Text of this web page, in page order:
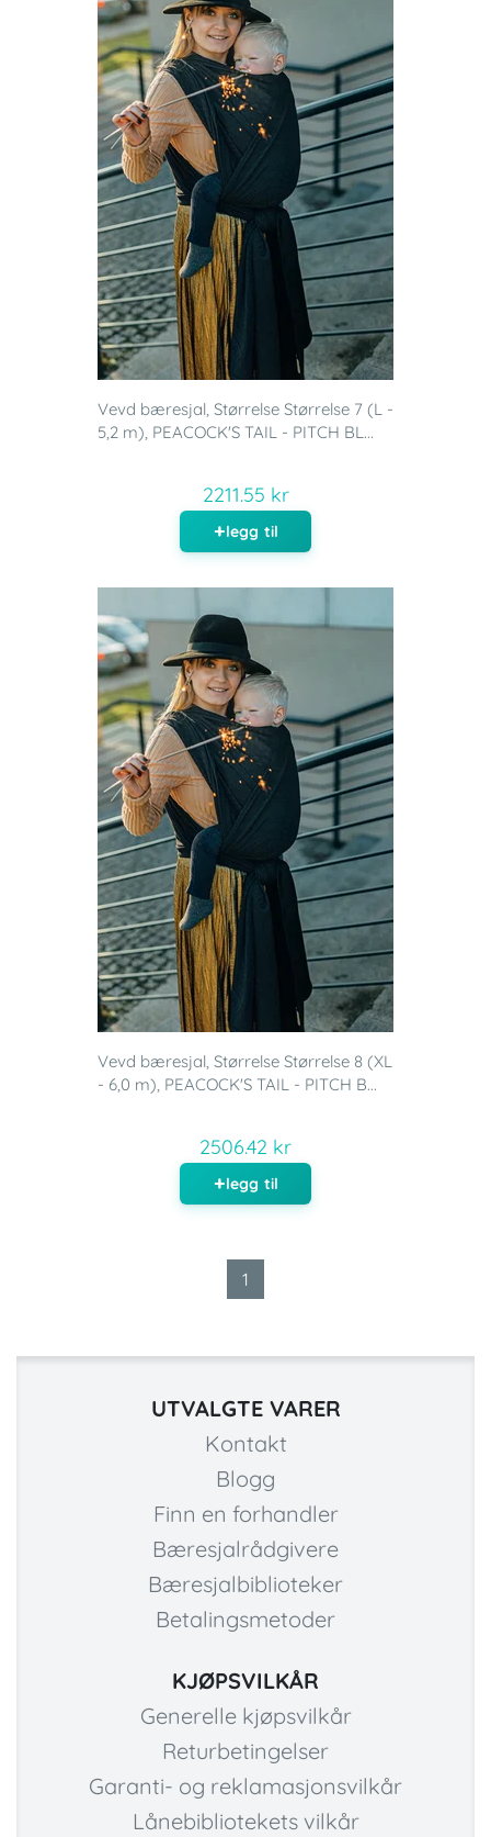
Vevd bæresjal, Størrelse Størrelse 7 (L -
5,2 m), PEACOCK'S TAIL - PITCH BL...
2211.55 kr
legg til
Vevd bæresjal, Størrelse Størrelse 8 (XL
- 6,0 m), PEACOCK'S TAIL - PITCH B...
2506.42 kr
legg til
1
UTVALGTE VARER
Kontakt
Blogg
Finn en forhandler
Bæresjalrådgivere
Bæresjalbiblioteker
Betalingsmetoder
KJØPSVILKÅR
Generelle kjøpsvilkår
Returbetingelser
Garanti- og reklamasjonsvilkår
Lånebibliotekets vilkår